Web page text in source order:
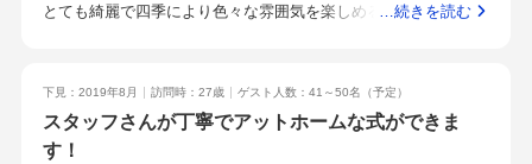
とても綺麗で四季により色々な雰囲気を楽しめると思います。
頂きましたが、見た目も味も質の高さを感じます。これならゲ
ストの方もきっと満足してもらえると思います。わざわざ料理
長も挨拶に来てくださり少しお話をさせて頂きましたが安心し
…続きを読む
下見：2019年8月 訪問時：27歳 ゲスト人数：41～50名 （予定）
スタッフさんが丁寧でアットホームな式ができま
す！